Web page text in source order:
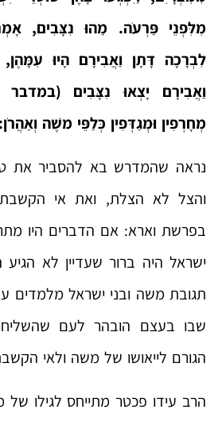
מִלִּפְנֵי פַּרְעֹה. מַהוּ נִצָּבִים,
לִבְרָכָה דָּתָן וַאֲבִירָם הָיוּ
וַאֲבִירָם יָצְאוּ נִצָּבִים (במדבר
מְחָרְפִין וּמְגַדְּפִין כְּלַפֵּי משֶׁה
נראה שהמדרש בא להסביר את
והצל לא הצלת, ואת אי
בפרשת וארא: אם הדברים היו
ישראל היה ברור שעדיין לא
תגובת משה ובני ישראל מלמדים
שבו בעצם הובהר לעם
הגורם לייאושו של משה ולאי
הרב עידו פכטר מתייחס לגילו של